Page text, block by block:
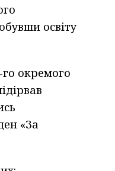
освіту
окремого
«За